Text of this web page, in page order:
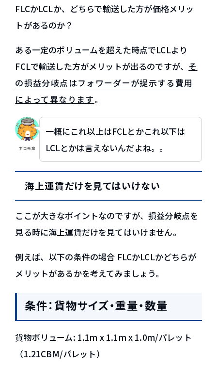
FLCかLCLか、どちらで輸送した方が価格メリッ
トがあるのか？
ある一定のボリュームを超えた時点でLCLより
FCLで輸送した方がメリットが出るのですが、 そ
の損益分岐点はフォワーダーが提示する費用
によって異なります。
ネコ先輩
一概にこれ以上はFCLとかこれ以下は
LCLとかは言えないんだよね。。
海上運賃だけを見てはいけない
ここが大きなポイントなのですが、損益分岐点を
見る時に海上運賃だけを見てはいけません。
例えば、以下の条件の場合 FLCかLCLかどちらが
メリットがあるかを考えてみましょう。
条件：貨物サイズ・重量・数量
貨物ボリューム: 1.1m x 1.1m x 1.0m/パレット
（1.21CBM/パレット）